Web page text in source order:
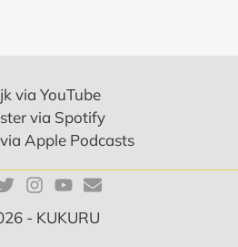
via YouTube
via Spotify
Apple Podcasts
- KUKURU